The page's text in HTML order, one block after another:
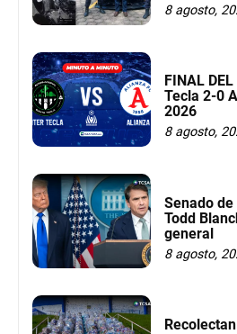
8 agosto,
FINAL
Tecla 2-0
2026
8 agosto,
Senado
Todd
general
8 agosto,